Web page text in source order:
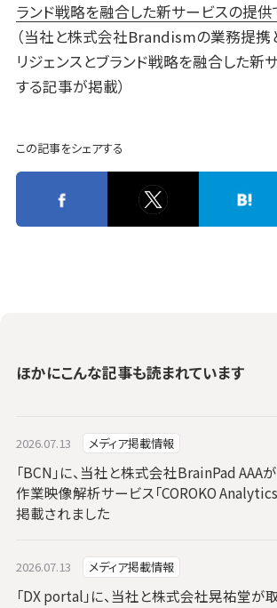
ランド戦略を融合した新サービスの提
（当社と株式会社Brandismの業務提携
リジェンスとブランド戦略を融合した新
する記事が掲載）
この記事をシェアする
ほかにこんな記事も読まれています
2026.07.13 メディア掲載情報
「BCN」に、当社と株式会社BrainPad AAA
作業映像解析サービス「COROKO
掲載されました
2026.07.13 メディア掲載情報
「DX portal」に、当社と株式会社晃祐堂が